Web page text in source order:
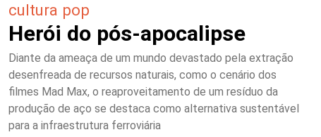
cultura pop
Herói do pós-apocalipse
Diante da ameaça de um mundo devastado pela extração
desenfreada de recursos naturais, como o cenário dos
filmes Mad Max, o reaproveitamento de um resíduo da
produção de aço se destaca como alternativa sustentável
para a infraestrutura ferroviária